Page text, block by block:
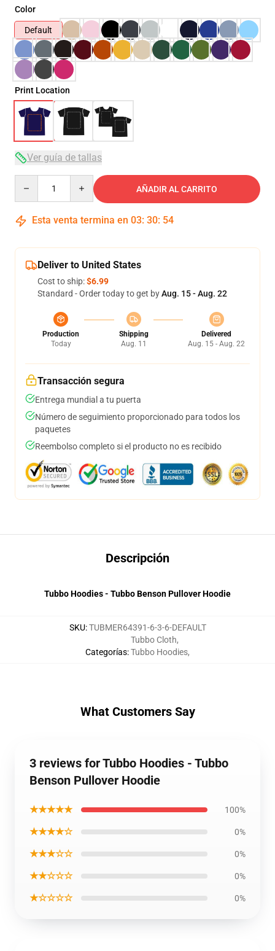
Color
Default
Print Location
Ver guía de tallas
AÑADIR AL CARRITO
Esta venta termina en 03: 30: 54
Deliver to United States
Cost to ship:$6.99
Standard - Order today to get byAug. 15 - Aug. 22
Production
Today
Shipping
Aug. 11
Delivered
Aug. 15 - Aug. 22
Transacción segura
Entrega mundial a tu puerta
Número de seguimiento proporcionado para todos los
paquetes
Reembolso completo si el producto no es recibido
Descripción
Tubbo Hoodies - Tubbo Benson Pullover Hoodie
SKU:TUBMER64391-6-3-6-DEFAULT
Categorías:
Tubbo Cloth,
Tubbo Hoodies,
What Customers Say
3 reviews for Tubbo Hoodies - Tubbo
Benson Pullover Hoodie
★★★★★ 100%
★★★★☆ 0%
★★★☆☆ 0%
★★☆☆☆ 0%
★☆☆☆☆ 0%